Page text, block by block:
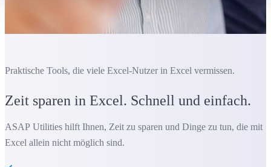
Praktische Tools, die viele Excel-Nutzer in Excel vermissen.
Zeit sparen in Excel. Schnell und einfach.
ASAP Utilities hilft Ihnen, Zeit zu sparen und Dinge zu tun, die mit
Excel allein nicht möglich sind.